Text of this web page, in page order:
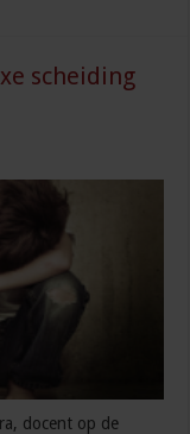
scheiding
docent op de